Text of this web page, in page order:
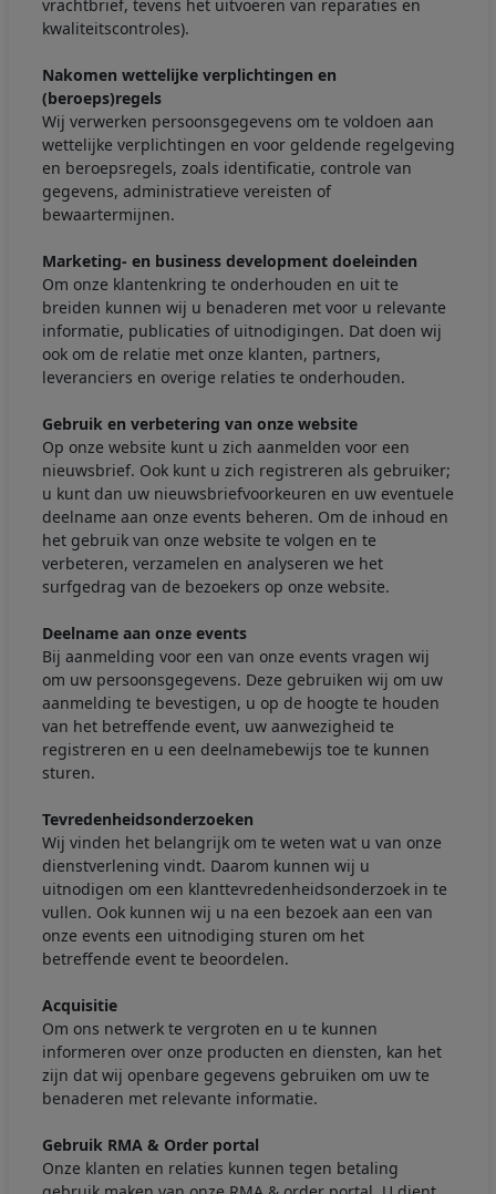
vrachtbrief, tevens het uitvoeren van reparaties en
kwaliteitscontroles).
Nakomen wettelijke verplichtingen en
(beroeps)regels
Wij verwerken persoonsgegevens om te voldoen aan
wettelijke verplichtingen en voor geldende regelgeving
en beroepsregels, zoals identificatie, controle van
gegevens, administratieve vereisten of
bewaartermijnen.
Marketing- en business development doeleinden
Om onze klantenkring te onderhouden en uit te
breiden kunnen wij u benaderen met voor u relevante
informatie, publicaties of uitnodigingen. Dat doen wij
ook om de relatie met onze klanten, partners,
leveranciers en overige relaties te onderhouden.
Gebruik en verbetering van onze website
Op onze website kunt u zich aanmelden voor een
nieuwsbrief. Ook kunt u zich registreren als gebruiker;
u kunt dan uw nieuwsbriefvoorkeuren en uw eventuele
deelname aan onze events beheren. Om de inhoud en
het gebruik van onze website te volgen en te
verbeteren, verzamelen en analyseren we het
surfgedrag van de bezoekers op onze website.
Deelname aan onze events
Bij aanmelding voor een van onze events vragen wij
om uw persoonsgegevens. Deze gebruiken wij om uw
aanmelding te bevestigen, u op de hoogte te houden
van het betreffende event, uw aanwezigheid te
registreren en u een deelnamebewijs toe te kunnen
sturen.
Tevredenheidsonderzoeken
Wij vinden het belangrijk om te weten wat u van onze
dienstverlening vindt. Daarom kunnen wij u
uitnodigen om een klanttevredenheidsonderzoek in te
vullen. Ook kunnen wij u na een bezoek aan een van
onze events een uitnodiging sturen om het
betreffende event te beoordelen.
Acquisitie
Om ons netwerk te vergroten en u te kunnen
informeren over onze producten en diensten, kan het
zijn dat wij openbare gegevens gebruiken om uw te
benaderen met relevante informatie.
Gebruik RMA & Order portal
Onze klanten en relaties kunnen tegen betaling